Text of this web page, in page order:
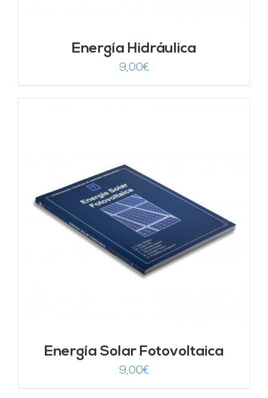
Energía Hidráulica
9,00€
Energía Solar Fotovoltaica
9,00€